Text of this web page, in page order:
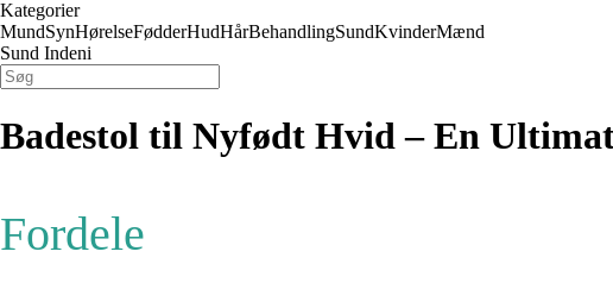
Kategorier
MundSynHørelseFødderHudHårBehandlingSundKvinderMænd
Sund Indeni
Badestol til Nyfødt Hvid – En
Fordele